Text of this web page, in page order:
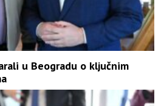
u Beogradu o ključnim